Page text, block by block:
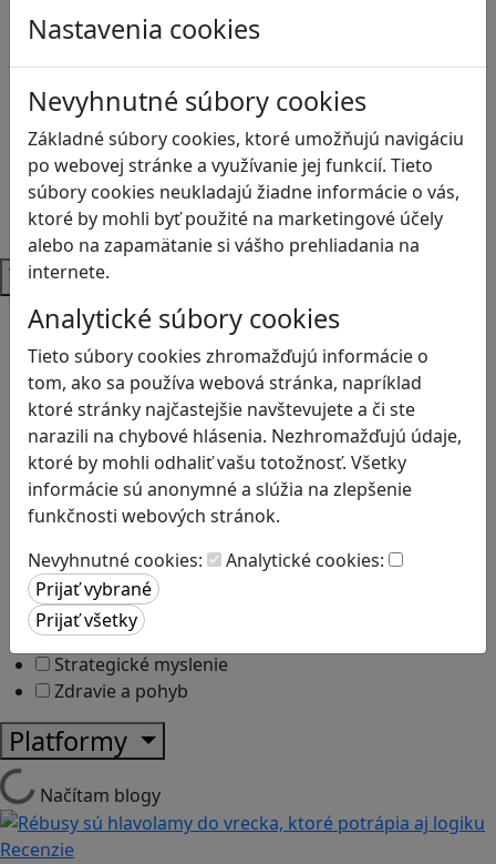
Nastavenia cookies
Nevyhnutné súbory cookies
Základné súbory cookies, ktoré umožňujú navigáciu
po webovej stránke a využívanie jej funkcií. Tieto
súbory cookies neukladajú žiadne informácie o vás,
ktoré by mohli byť použité na marketingové účely
alebo na zapamätanie si vášho prehliadania na
internete.
Analytické súbory cookies
Tieto súbory cookies zhromažďujú informácie o
tom, ako sa používa webová stránka, napríklad
ktoré stránky najčastejšie navštevujete a či ste
narazili na chybové hlásenia. Nezhromažďujú údaje,
ktoré by mohli odhaliť vašu totožnosť. Všetky
informácie sú anonymné a slúžia na zlepšenie
funkčnosti webových stránok.
Nevyhnutné cookies:
Analytické cookies:
Anglický jazyk
Biológia
Dejepis
Environmentálna výchova
Etická výchova
Geografia
Matematika
Občianska náuka
Vlastiveda
Témy
Bezpečnosť na internete
Čítanie s porozumením
Digitálna rovnováha
Ekológia
Globálne vzdelávanie
Kreativita
Kritické myslenie
Kyberšikana
Logické myslenie
Ľudské práva a tolerancia
Motorika a koncentrácia
Programovanie/Technika
Sociálne zručnosti a kooperácia
Strategické myslenie
Zdravie a pohyb
Platformy
Načítam blogy
Recenzie